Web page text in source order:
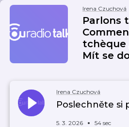
Irena Czuchová
Parlons
tchèque
Mít se
Irena Czuchová
Poslechněte si
5. 3. 2026 54 sec